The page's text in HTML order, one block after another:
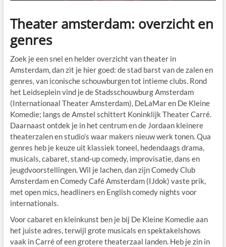
Theater amsterdam: overzicht en
genres
Zoek je een snel en helder overzicht van theater in
Amsterdam, dan zit je hier goed: de stad barst van de zalen en
genres, van iconische schouwburgen tot intieme clubs. Rond
het Leidseplein vind je de Stadsschouwburg Amsterdam
(Internationaal Theater Amsterdam), DeLaMar en De Kleine
Komedie; langs de Amstel schittert Koninklijk Theater Carré.
Daarnaast ontdek je in het centrum en de Jordaan kleinere
theaterzalen en studio’s waar makers nieuw werk tonen. Qua
genres heb je keuze uit klassiek toneel, hedendaags drama,
musicals, cabaret, stand-up comedy, improvisatie, dans en
jeugdvoorstellingen. Wil je lachen, dan zijn Comedy Club
Amsterdam en Comedy Café Amsterdam (IJdok) vaste prik,
met open mics, headliners en English comedy nights voor
internationals.
Voor cabaret en kleinkunst ben je bij De Kleine Komedie aan
het juiste adres, terwijl grote musicals en spektakelshows
vaak in Carré of een grotere theaterzaal landen. Heb je zin in